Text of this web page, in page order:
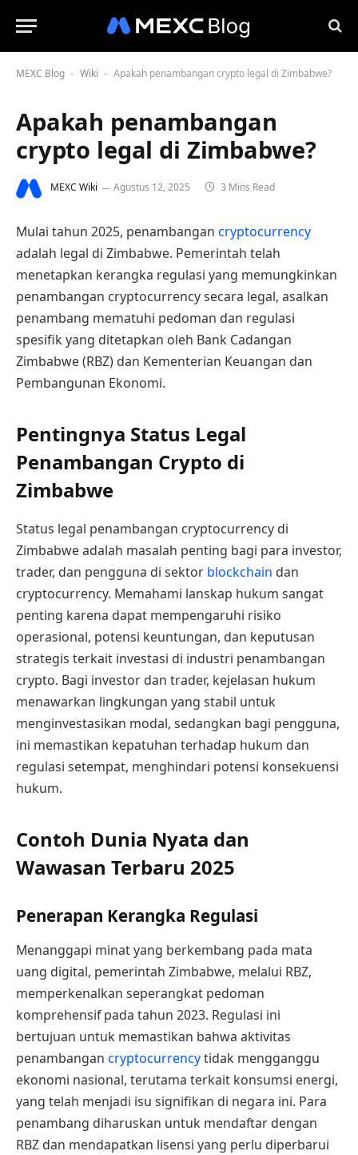
MEXC Blog - Wiki - Apakah penambangan crypto legal di Zimbabwe?
Apakah penambangan
crypto legal di Zimbabwe?
MEXC Wiki Agustus 12, 2025 3 Mins Read
Mulai tahun 2025, penambangan cryptocurrency
adalah legal di Zimbabwe. Pemerintah telah
menetapkan kerangka regulasi yang memungkinkan
penambangan cryptocurrency secara legal, asalkan
penambang mematuhi pedoman dan regulasi
spesifik yang ditetapkan oleh Bank Cadangan
Zimbabwe (RBZ) dan Kementerian Keuangan dan
Pembangunan Ekonomi.
Pentingnya Status Legal
Penambangan Crypto di
Zimbabwe
Status legal penambangan cryptocurrency di
Zimbabwe adalah masalah penting bagi para investor,
trader, dan pengguna di sektor blockchain dan
cryptocurrency. Memahami lanskap hukum sangat
penting karena dapat mempengaruhi risiko
operasional, potensi keuntungan, dan keputusan
strategis terkait investasi di industri penambangan
crypto. Bagi investor dan trader, kejelasan hukum
menawarkan lingkungan yang stabil untuk
menginvestasikan modal, sedangkan bagi pengguna,
ini memastikan kepatuhan terhadap hukum dan
regulasi setempat, menghindari potensi konsekuensi
hukum.
Contoh Dunia Nyata dan
Wawasan Terbaru 2025
Penerapan Kerangka Regulasi
Menanggapi minat yang berkembang pada mata
uang digital, pemerintah Zimbabwe, melalui RBZ,
memperkenalkan seperangkat pedoman
komprehensif pada tahun 2023. Regulasi ini
bertujuan untuk memastikan bahwa aktivitas
penambangan cryptocurrencytidak mengganggu
ekonomi nasional, terutama terkait konsumsi energi,
yang telah menjadi isu signifikan di negara ini. Para
penambang diharuskan untuk mendaftar dengan
RBZ dan mendapatkan lisensi yang perlu diperbarui